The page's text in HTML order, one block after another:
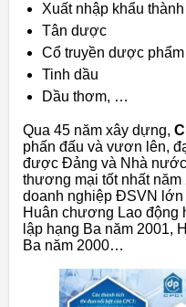
Xuất nhập khẩu
Tân dược
Cổ truyền dược phẩm
Tinh dầu
Dầu thơm, …
Qua 45 năm xây dựng,
phấn đấu và vươn lên,
được Đảng và Nhà nước
thương mại tốt nhất năm
doanh nghiệp ĐSVN lớn
Huân chương Lao
lập hạng Ba năm 2001,
Ba năm 2000…